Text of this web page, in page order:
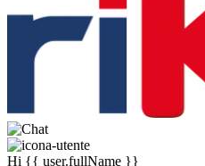
Hi {{ user.fullName }}